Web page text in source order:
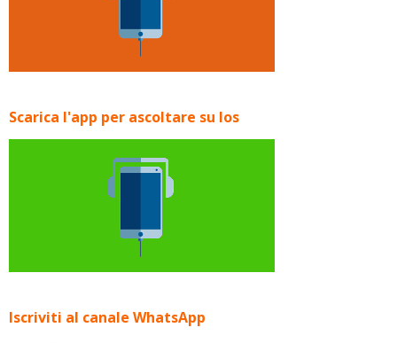
Scarica l'app per ascoltare su Ios
Iscriviti al canale WhatsApp